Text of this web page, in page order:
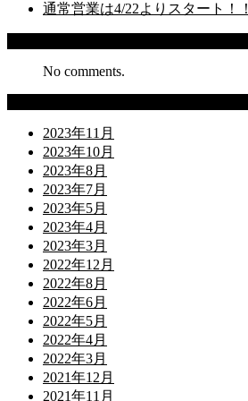
通常営業は4/22よりスタート！！
No comments.
2023年11月
2023年10月
2023年8月
2023年7月
2023年5月
2023年4月
2023年3月
2022年12月
2022年8月
2022年6月
2022年5月
2022年4月
2022年3月
2021年12月
2021年11月